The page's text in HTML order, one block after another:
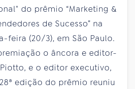
do prêmio “Marketing &
de Sucesso” na
feira (20/3), em São Paulo.
o âncora e editor-
e o editor executivo,
edição do prêmio reuniu